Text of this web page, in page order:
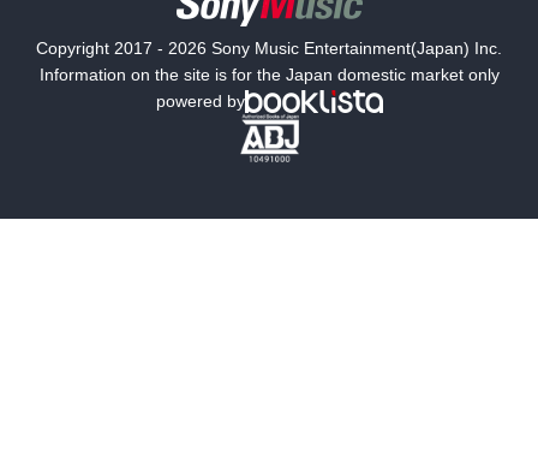
海外小説
ミステリー SF
文学
Copyright 2017 - 2026 Sony Music Entertainment(Japan) Inc.
Information on the site is for the Japan domestic market only
powered by